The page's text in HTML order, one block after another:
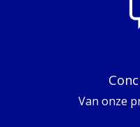
Van onze